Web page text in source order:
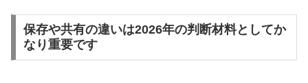
保存や共有の違いは2026年の判断材料としてか
なり重要です